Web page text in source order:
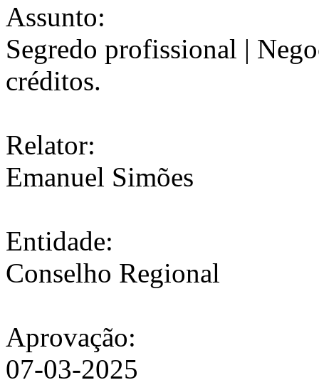
Assunto:
Segredo profissional |
créditos.
Relator:
Emanuel Simões
Entidade:
Conselho Regional
Aprovação:
07-03-2025